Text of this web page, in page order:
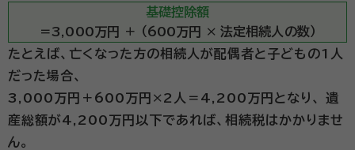
鷹島 悟（たかしま さとる）
税理士（代表）
経歴： 昭和62年 秋田県由利本荘市に生まれる 令和 元年 税理士 登
録（登録番号 第141205号） 令和 4年 相続税専門の税理士事務所「そ
【相続税専門の税理士事務所 そうぞく税理士法人】は、
相続に関する業務のみに専念している専門事務所です。
基礎控除額
＝3,000万円 ＋ （600万円 × 法定相続人の数）
たとえば、亡くなった方の相続人が配偶者と子どもの1人
だった場合、
3,000万円＋600万円×2人＝4,200万円となり、
遺
産総額が4,200万円以下であれば、相続税はかかりませ
ん。